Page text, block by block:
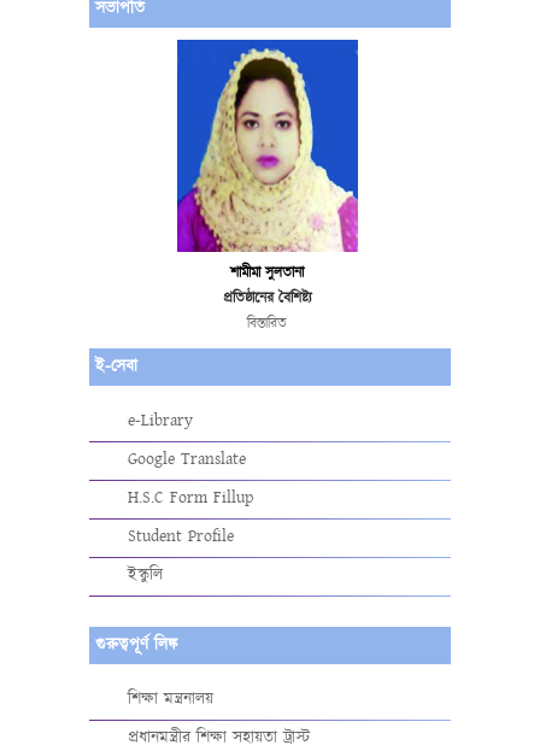
সভাপতি
শামীমা সুলতানা
প্রতিষ্ঠানের বৈশিষ্ট্য
বিস্তারিত
ই-সেবা
e-Library
Google Translate
H.S.C Form Fillup
Student Profile
ইস্কুলি
গুরুত্বপূর্ণ লিঙ্ক
শিক্ষা মন্ত্রনালয়
প্রধানমন্ত্রীর শিক্ষা সহায়তা ট্রাস্ট